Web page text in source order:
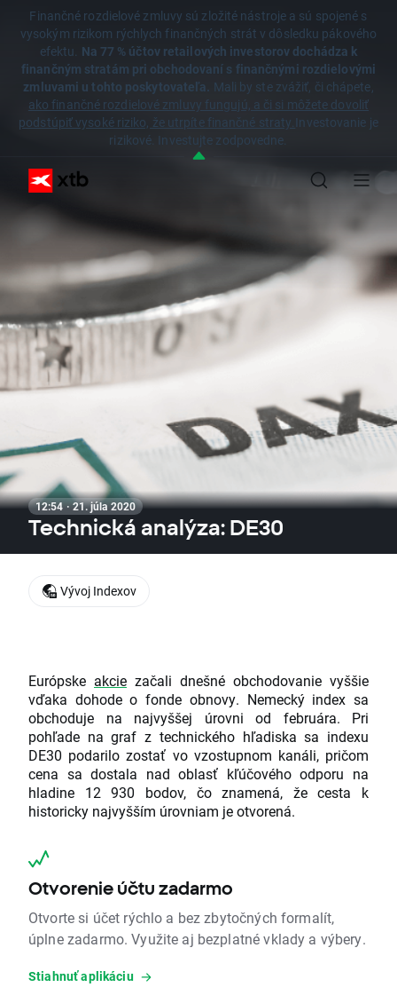
Finančné rozdielové zmluvy sú zložité nástroje a sú spojené s
vysokým rizikom rýchlych finančných strát v dôsledku pákového
efektu. Na 77 % účtov retailových investorov dochádza k
finančným stratám pri obchodovaní s finančnými rozdielovými
zmluvami u tohto poskytovateľa. Mali by ste zvážiť, či chápete,
ako finančné rozdielové zmluvy fungujú, a či si môžete dovoliť
podstúpiť vysoké riziko, že utrpíte finančné straty.Investovanie je
rizikové. Investujte zodpovedne.
12:54 · 21. júla 2020
Technická analýza: DE30 ​​​​​​​
Európske akcie začali dnešné obchodovanie vyššie
vďaka dohode o fonde obnovy. Nemecký index sa
obchoduje na najvyššej úrovni od februára. Pri
pohľade na graf z technického hľadiska sa indexu
DE30 podarilo zostať vo vzostupnom kanáli, pričom
cena sa dostala nad oblasť kľúčového odporu na
hladine 12 930 bodov, čo znamená, že cesta k
historicky najvyšším úrovniam je otvorená.
Otvorenie účtu zadarmo
Otvorte si účet rýchlo a bez zbytočných formalít,
úplne zadarmo. Využite aj bezplatné vklady a výbery.
Stiahnuť aplikáciu
Vývoj Indexov